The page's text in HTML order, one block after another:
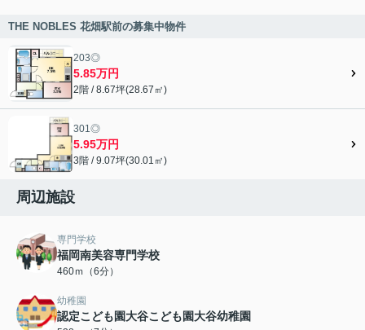
THE NOBLES 花畑駅前の募集中物件
203◎
5.85万円
2階 / 8.67坪(28.67㎡)
301◎
5.95万円
3階 / 9.07坪(30.01㎡)
周辺施設
専門学校
福岡南美容専門学校
460ｍ（6分）
幼稚園
認定こども園大谷こども園大谷幼稚園